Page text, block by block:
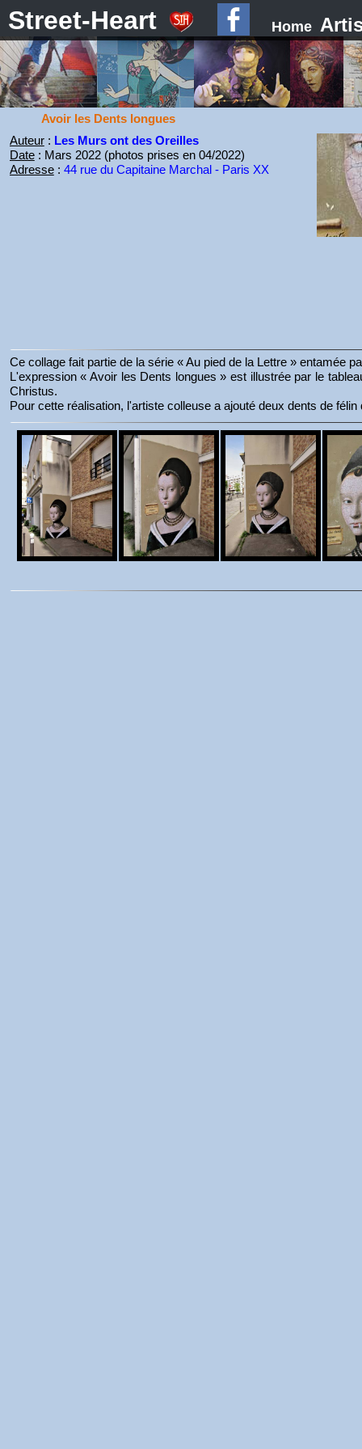
Street-Heart Home
Avoir les Dents longues
Auteur: Les Murs ont des Oreilles
Date: Mars 2022 (photos prises en 04/2022)
Adresse: 44 rue du Capitaine Marchal - Paris XX
Ce collage fait partie de la série « Au pied de la Lettre » entamée
L'expression « Avoir les Dents longues » est illustrée par le
Christus.
Pour cette réalisation, l'artiste colleuse a ajouté deux dents de